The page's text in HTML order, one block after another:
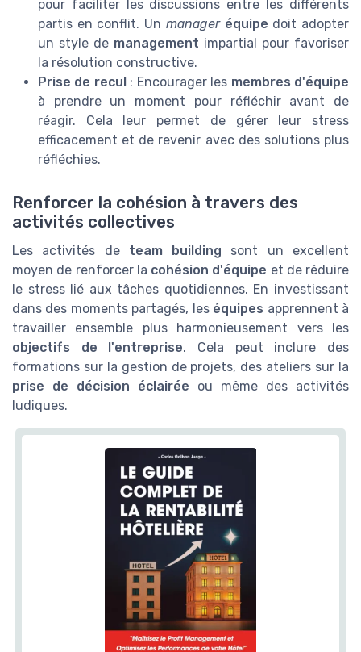
pour faciliter les discussions entre les différents
partis en conflit. Un manager équipe doit adopter
un style de management impartial pour favoriser
la résolution constructive.
Prise de recul: Encourager les membres d'équipe
à prendre un moment pour réfléchir avant de
réagir. Cela leur permet de gérer leur stress
efficacement et de revenir avec des solutions plus
réfléchies.
Renforcer la cohésion à travers des
activités collectives
Les activités de team building sont un excellent
moyen de renforcer la cohésion d'équipe et de réduire
le stress lié aux tâches quotidiennes. En investissant
dans des moments partagés, les équipes apprennent à
travailler ensemble plus harmonieusement vers les
objectifs de l'entreprise. Cela peut inclure des
formations sur la gestion de projets, des ateliers sur la
prise de décision éclairée ou même des activités
ludiques.